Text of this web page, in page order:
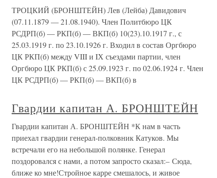
ТРОЦКИЙ (БРОНШТЕЙН) Лев (Лейба) Давидович
(07.11.1879 — 21.08.1940). Член Политбюро ЦК
РСДРП(б) — РКП(б) — ВКП(б) 10(23).10.1917 г., с
25.03.1919 г. по 23.10.1926 г. Входил в состав Оргбюро
ЦК РКП(б) между VIII и IХ съездами партии, член
Оргбюро ЦК РКП(б) с 25.09.1923 г. по 02.06.1924 г. Член
ЦК РСДРП(б) — РКП(б) — ВКП(б) в
Гвардии капитан А. БРОНШТЕЙН
Гвардии капитан А. БРОНШТЕЙН *К нам в часть
приехал гвардии генерал-полковник Катуков. Мы
встречали его на небольшой полянке. Генерал
поздоровался с нами, а потом запросто сказал:– Сюда,
ближе ко мне!Стройное карре смешалось, и живое